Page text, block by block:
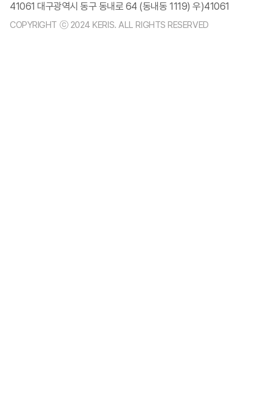
41061 대구광역시 동구 동내로 64 (동내동 1119) 우)41061
COPYRIGHT ⓒ 2024 KERIS. ALL RIGHTS RESERVED